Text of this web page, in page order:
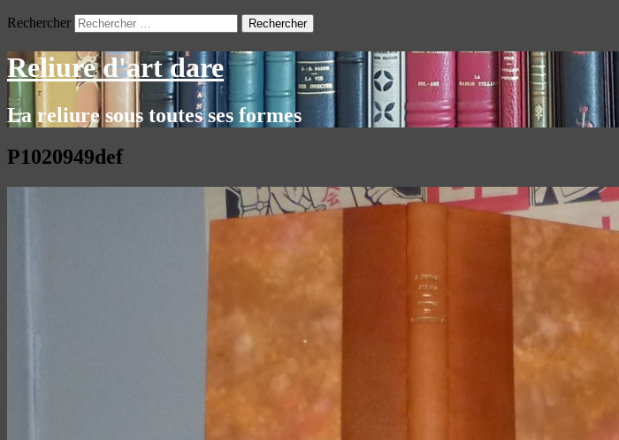
Rechercher
Reliure d'art dare
La reliure sous toutes ses formes
P1020949def